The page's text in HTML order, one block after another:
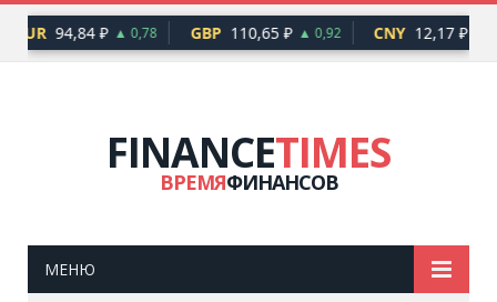
EUR 94,84 ₽ ▲ 0,78 GBP 110,65 ₽ ▲ 0,92 CNY 12,17 ₽
FINANCETIMES
ВРЕМЯФИНАНСОВ
МЕНЮ